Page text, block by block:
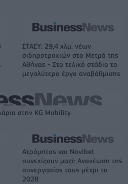
ΣΤΑΣΥ: 29,4 χλμ. νέων
σιδηροτροχιών στο Μετρό της
Αθήνας - Στο τελικό στάδιο το
μεγαλύτερο έργο αναβάθμισης
στην KG Mobility
Ατρόμητος και Novibet
συνεχίζουν μαζί: Ανανέωση της
συνεργασίας τους μέχρι το
2028